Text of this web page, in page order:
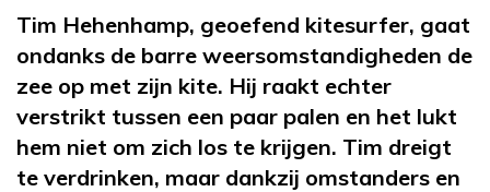
Tim Hehenhamp, geoefend kitesurfer, gaat
ondanks de barre weersomstandigheden de
zee op met zijn kite. Hij raakt echter
verstrikt tussen een paar palen en het lukt
hem niet om zich los te krijgen. Tim dreigt
te verdrinken, maar dankzij omstanders en